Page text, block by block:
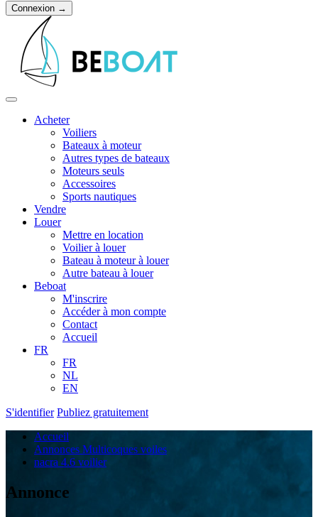
Acheter
Voiliers
Bateaux à moteur
Autres types de bateaux
Moteurs seuls
Accessoires
Sports nautiques
Vendre
Louer
Mettre en location
Voilier à louer
Bateau à moteur à louer
Autre bateau à louer
Beboat
M'inscrire
Accéder à mon compte
Contact
Accueil
FR
FR
NL
EN
S'identifier Publiez gratuitement
Accueil
Annonces Multicoques voiles
nacra 4.6 voilier
Annonce